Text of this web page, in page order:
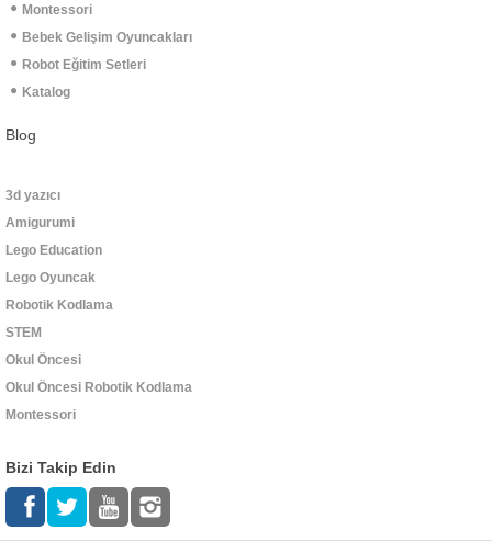
Montessori
Bebek Gelişim Oyuncakları
Robot Eğitim Setleri
Katalog
Blog
3d yazıcı
Amigurumi
Lego Education
Lego Oyuncak
Robotik Kodlama
STEM
Okul Öncesi
Okul Öncesi Robotik Kodlama
Montessori
Bizi Takip Edin